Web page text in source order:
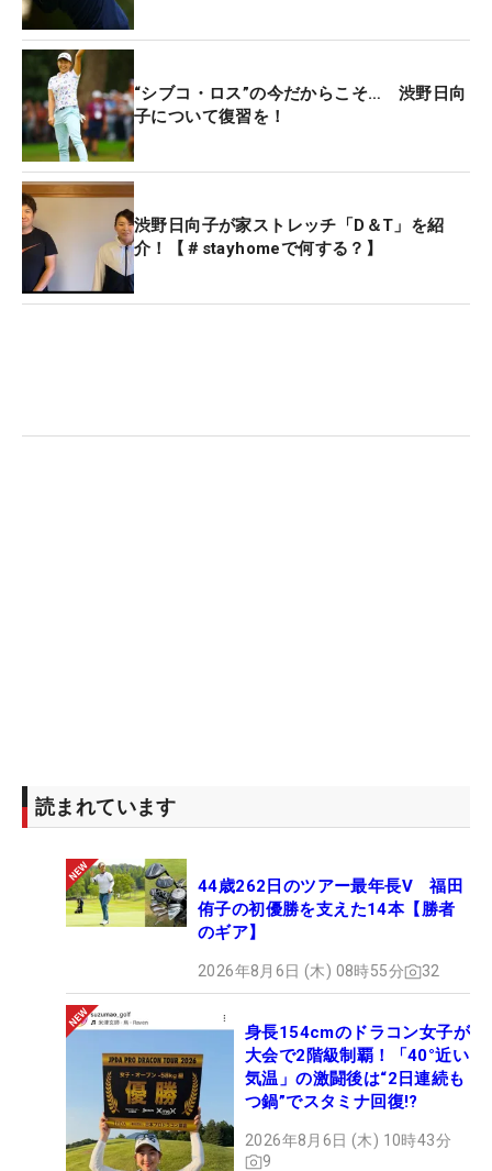
た海外女子メジャーも秋以降に延期されるなど、海
外参戦も現状は白紙。そのため一度クールオフ
し、“一”の状態からリスタートをしている最中だ。
2019年10月から渋野を見ている斎藤トレーナー
も、渋野の強化については順調と話す。「体重は増
えていますが体脂肪率は変わっていません。筋肉量
が増えています。主に取り組んでいるのは股関節周
りの強化、体幹強化、下半身トレーニングです。全
身を使う動きのものがほとんどです」と、バランス
“シブコ・ロス”の今だからこそ… 渋野日向
子について復習を！
渋野日向子が家ストレッチ「D＆T」を紹
介！【＃stayhomeで何する？】
読まれています
44歳262日のツアー最年長V 福田
侑子の初優勝を支えた14本【勝者
のギア】
2026年8月6日 (木) 08時55分 32
身長154cmのドラコン女子が
大会で2階級制覇！「40°近い
気温」の激闘後は“2日連続も
つ鍋”でスタミナ回復!?
2026年8月6日 (木) 10時43分
9